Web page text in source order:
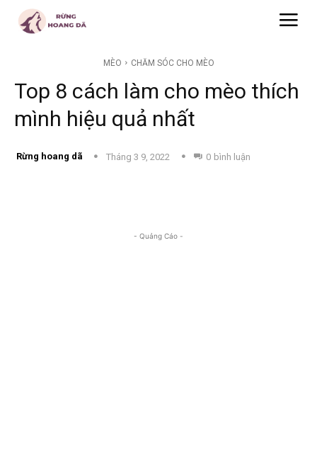
MÈO CHĂM SÓC CHO MÈO
Top 8 cách làm cho mèo thích
mình hiệu quả nhất
Rừng hoang dã Tháng 3 9, 2022 0 bình luận
- Quảng Cáo -